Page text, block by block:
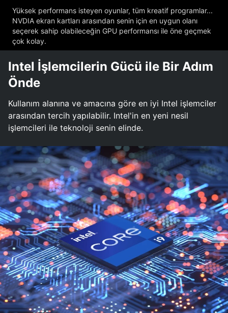
Yüksek performans isteyen oyunlar, tüm kreatif programlar...
NVDIA ekran kartları arasından senin için en uygun olanı
seçerek sahip olabileceğin GPU performansı ile öne geçmek
çok kolay.
Intel İşlemcilerin Gücü ile Bir Adım
Önde
Kullanım alanına ve amacına göre en iyi Intel işlemciler
arasından tercih yapılabilir. Intel'in en yeni nesil
işlemcileri ile teknoloji senin elinde.